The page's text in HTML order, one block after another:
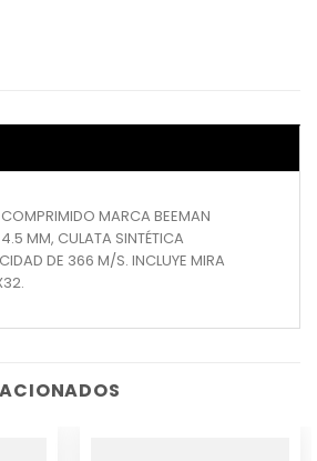
MARCA BEEMAN
MM, CULATA SINTÉTICA
DE 366 M/S. INCLUYE MIRA